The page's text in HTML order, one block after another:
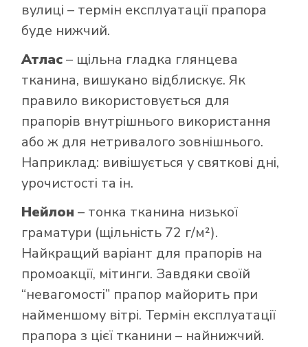
вулиці – термін експлуатації прапора
буде нижчий.
Атлас– щільна гладка глянцева
тканина, вишукано відблискує. Як
правило використовується для
прапорів внутрішнього використання
або ж для нетривалого зовнішнього.
Наприклад: вивішується у святкові дні,
урочистості та ін.
Нейлон – тонка тканина низької
граматури (щільність 72 г/м²).
Найкращий варіант для прапорів на
промоакції, мітинги. Завдяки своїй
“невагомості” прапор майорить при
найменшому вітрі. Термін експлуатації
прапора з цієї тканини – найнижчий.